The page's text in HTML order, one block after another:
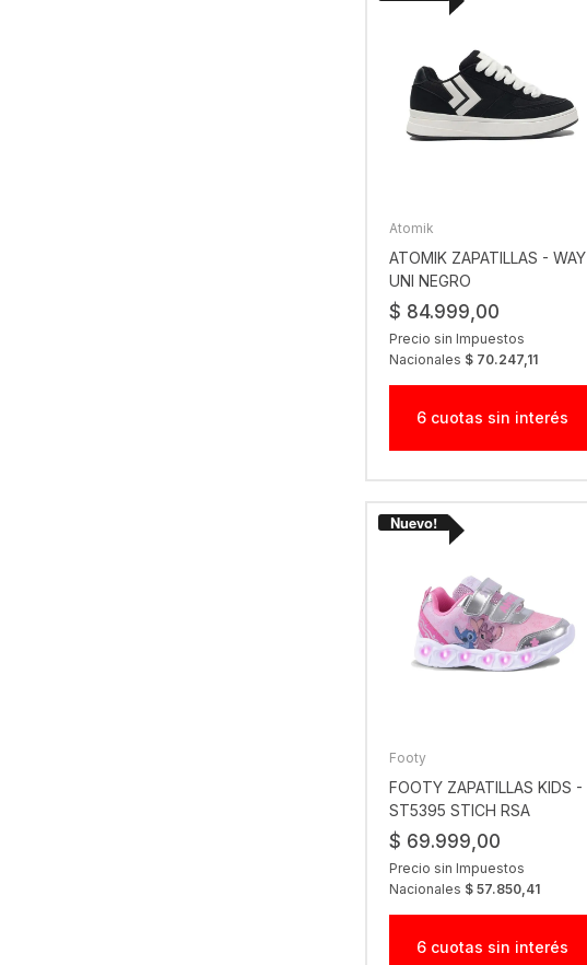
Atomik
ATOMIK ZAPATILLAS - WAY
UNI NEGRO
$ 84.999,00
Precio sin Impuestos
Nacionales $ 70.247,11
6 cuotas sin interés
Footy
FOOTY ZAPATILLAS KIDS -
ST5395 STICH RSA
$ 69.999,00
Precio sin Impuestos
Nacionales $ 57.850,41
6 cuotas sin interés